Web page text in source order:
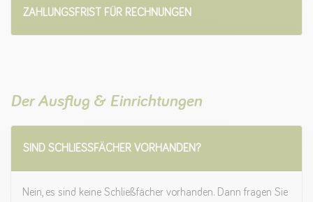
ZAHLUNGSFRIST FÜR RECHNUNGEN
Der Ausflug & Einrichtungen
SIND SCHLIESSFÄCHER VORHANDEN?
Nein, es sind keine Schließfächer vorhanden. Dann fragen Sie